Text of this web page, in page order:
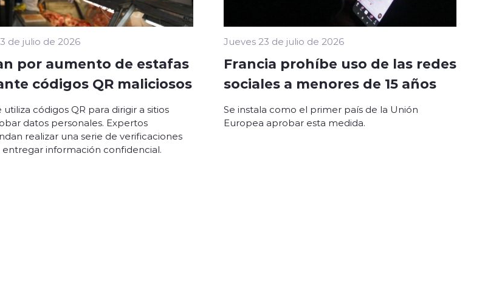
de julio de 2026
por aumento de estafas
códigos QR maliciosos
utiliza códigos QR para dirigir a sitios
datos personales. Expertos
realizar una serie de verificaciones
entregar información confidencial.
Jueves 23 de julio de 2026
Francia prohíbe uso de las redes
sociales a menores de 15 años
Se instala como el primer país de la Unión
Europea aprobar esta medida.